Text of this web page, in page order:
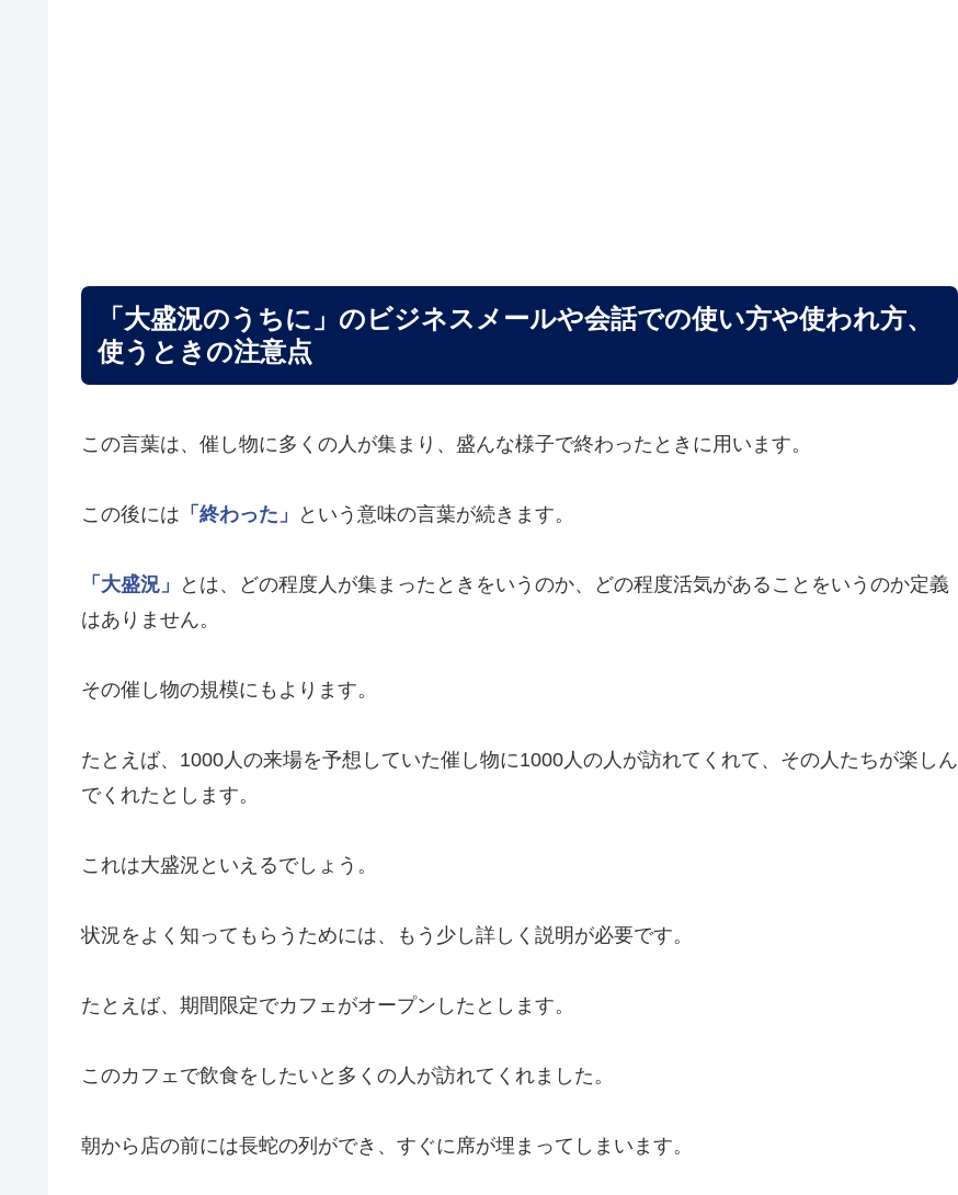
「大盛況のうちに」のビジネスメールや会話での使い方や使われ方、
使うときの注意点
この言葉は、催し物に多くの人が集まり、盛んな様子で終わったときに用います。
この後には 「終わった」 という意味の言葉が続きます。
「大盛況」
とは、どの程度人が集まったときをいうのか、どの程度活気があることをいうのか定義
はありません。
その催し物の規模にもよります。
たとえば、1000人の来場を予想していた催し物に1000人の人が訪れてくれて、その人たちが楽しん
でくれたとします。
これは大盛況といえるでしょう。
状況をよく知ってもらうためには、もう少し詳しく説明が必要です。
たとえば、期間限定でカフェがオープンしたとします。
このカフェで飲食をしたいと多くの人が訪れてくれました。
朝から店の前には長蛇の列ができ、すぐに席が埋まってしまいます。